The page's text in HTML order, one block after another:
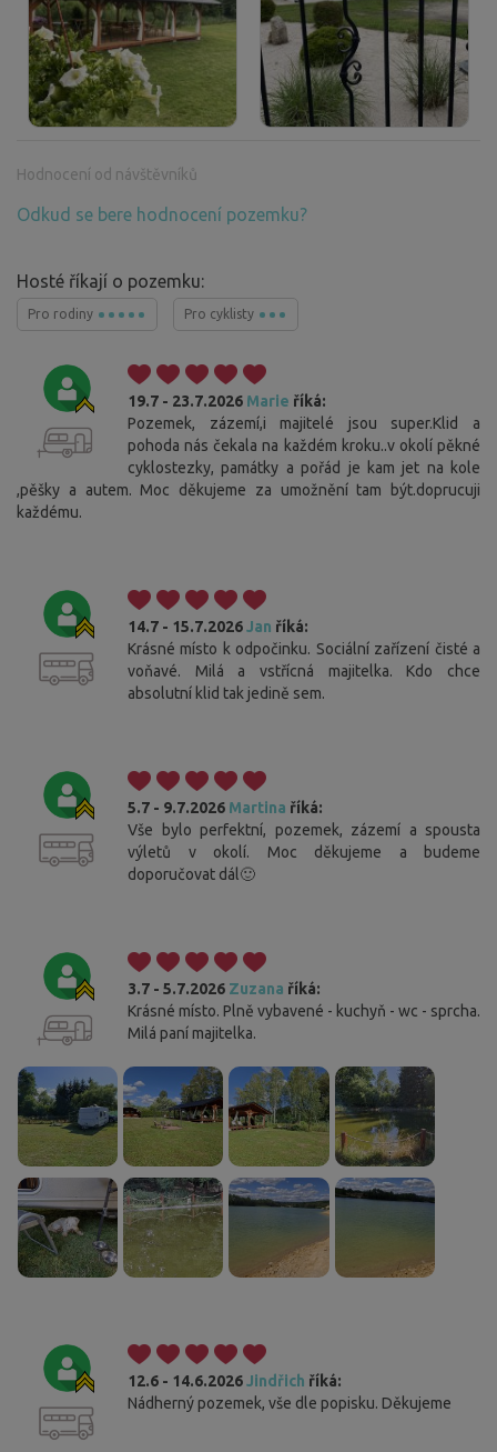
Hodnocení od návštěvníků
Odkud se bere hodnocení pozemku?
Hosté říkají o pozemku:
Pro rodiny Pro cyklisty
19.7 - 23.7.2026 Marie říká:
Pozemek, zázemí,i majitelé jsou super.Klid a
pohoda nás čekala na každém kroku..v okolí pěkné
cyklostezky, památky a pořád je kam jet na kole
,pěšky a autem. Moc děkujeme za umožnění tam být.doprucuji
každému.
14.7 - 15.7.2026Jan říká:
Krásné místo k odpočinku. Sociální zařízení čisté a
voňavé. Milá a vstřícná majitelka. Kdo chce
absolutní klid tak jedině sem.
5.7 - 9.7.2026 Martina říká:
Vše bylo perfektní, pozemek, zázemí a spousta
výletů v okolí. Moc děkujeme a budeme
doporučovat dál🙂
3.7 - 5.7.2026 Zuzana říká:
Krásné místo. Plně vybavené - kuchyň - wc - sprcha.
Milá paní majitelka.
12.6 - 14.6.2026Jindřich říká:
Nádherný pozemek, vše dle popisku. Děkujeme